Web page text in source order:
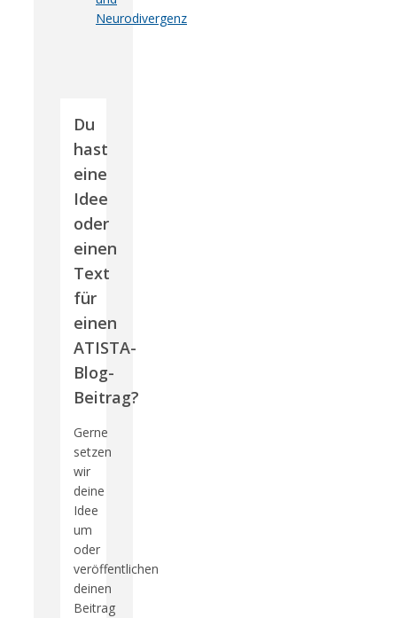
Neurodivergenz
Du
hast
eine
Idee
oder
einen
Text
für
einen
ATISTA-
Blog-
Beitrag?
Gerne
setzen
wir
deine
Idee
um
oder
veröffentlichen
deinen
Beitrag